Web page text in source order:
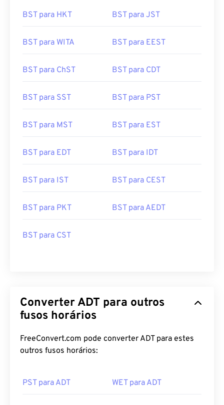
BST para HKT BST para JST
BST para WITA BST para EEST
BST para ChST BST para CDT
BST para SST BST para PST
BST para MST BST para EST
BST para EDT BST para IDT
BST para IST BST para CEST
BST para PKT BST para AEDT
BST para CST
Converter ADT para outros
fusos horários
FreeConvert.com pode converter ADT para estes
outros fusos horários:
PST para ADT WET para ADT